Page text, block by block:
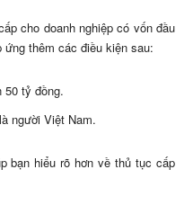
cho doanh nghiệp có vốn đầu
thêm các điều kiện sau:
50 tỷ đồng.
người Việt Nam.
bạn hiểu rõ hơn về thủ tục cấp